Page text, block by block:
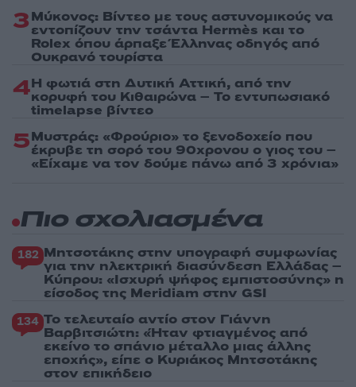
3Μύκονος: Βίντεο με τους αστυνομικούς να
εντοπίζουν την τσάντα Hermès και το
Rolex όπου άρπαξε Έλληνας οδηγός από
Ουκρανό τουρίστα
4Η φωτιά στη Δυτική Αττική, από την
κορυφή του Κιθαιρώνα – Το εντυπωσιακό
timelapse βίντεο
5Μυστράς: «Φρούριο» το ξενοδοχείο που
έκρυβε τη σορό του 90χρονου ο γιος του –
«Είχαμε να τον δούμε πάνω από 3 χρόνια»
Πιο σχολιασμένα
182 Μητσοτάκης στην υπογραφή συμφωνίας
για την ηλεκτρική διασύνδεση Ελλάδας –
Κύπρου: «Ισχυρή ψήφος εμπιστοσύνης» η
είσοδος της Meridiam στην GSI
134 Το τελευταίο αντίο στον Γιάννη
Βαρβιτσιώτη: «Ήταν φτιαγμένος από
εκείνο το σπάνιο μέταλλο μιας άλλης
εποχής», είπε ο Κυριάκος Μητσοτάκης
στον επικήδειο